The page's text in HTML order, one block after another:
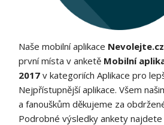
Naše mobilní aplikace Nevolejte.cz
první místa v anketě Mobilní
2017v kategoriích Aplikace pro
Nejpřístupnější aplikace. Všem
a fanouškům děkujeme za
Podrobné výsledky ankety najdete